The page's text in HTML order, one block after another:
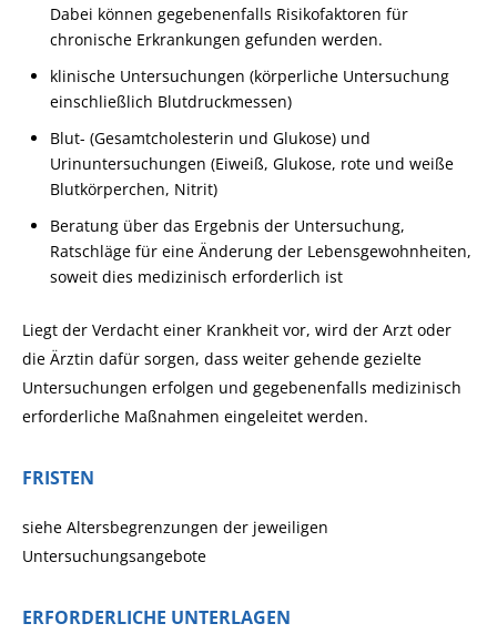
Dabei können gegebenenfalls Risikofaktoren für
chronische Erkrankungen gefunden werden.
klinische Untersuchungen (körperliche Untersuchung
einschließlich Blutdruckmessen)
Blut- (Gesamtcholesterin und Glukose) und
Urinuntersuchungen (Eiweiß, Glukose, rote und weiße
Blutkörperchen, Nitrit)
Beratung über das Ergebnis der Untersuchung,
Ratschläge für eine Änderung der Lebensgewohnheiten,
soweit dies medizinisch erforderlich ist
Liegt der Verdacht einer Krankheit vor, wird der Arzt oder
die Ärztin dafür sorgen, dass weiter gehende gezielte
Untersuchungen erfolgen und gegebenenfalls medizinisch
erforderliche Maßnahmen eingeleitet werden.
FRISTEN
siehe Altersbegrenzungen der jeweiligen
Untersuchungsangebote
ERFORDERLICHE UNTERLAGEN